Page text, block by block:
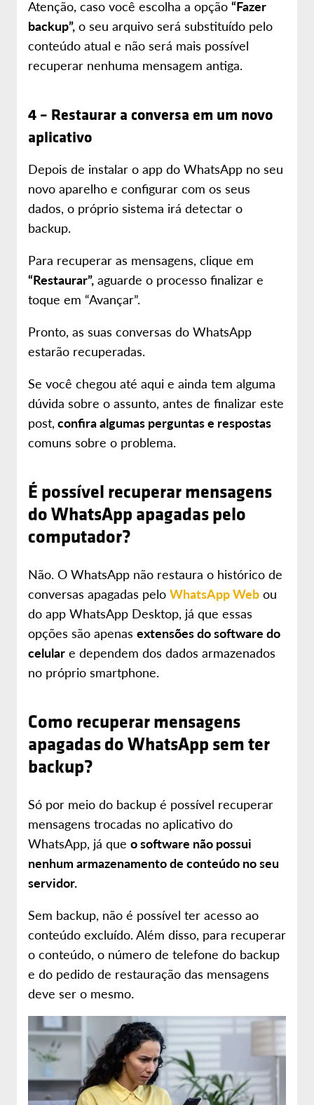
Atenção, caso você escolha a opção “Fazer
backup”, o seu arquivo será substituído pelo
conteúdo atual e não será mais possível
recuperar nenhuma mensagem antiga.
4 – Restaurar a conversa em um novo
aplicativo
Depois de instalar o app do WhatsApp no seu
novo aparelho e configurar com os seus
dados, o próprio sistema irá detectar o
backup.
Para recuperar as mensagens, clique em
“Restaurar”, aguarde o processo finalizar e
toque em “Avançar”.
Pronto, as suas conversas do WhatsApp
estarão recuperadas.
Se você chegou até aqui e ainda tem alguma
dúvida sobre o assunto, antes de finalizar este
post,confira algumas perguntas e respostas
comuns sobre o problema.
É possível recuperar mensagens
do WhatsApp apagadas pelo
computador?
Não. O WhatsApp não restaura o histórico de
conversas apagadas pelo WhatsApp Web ou
do app WhatsApp Desktop, já que essas
opções são apenas extensões do software do
celular e dependem dos dados armazenados
no próprio smartphone.
Como recuperar mensagens
apagadas do WhatsApp sem ter
backup?
Só por meio do backup é possível recuperar
mensagens trocadas no aplicativo do
WhatsApp, já que o software não possui
nenhum armazenamento de conteúdo no seu
servidor.
Sem backup, não é possível ter acesso ao
conteúdo excluído. Além disso, para recuperar
o conteúdo, o número de telefone do backup
e do pedido de restauração das mensagens
deve ser o mesmo.